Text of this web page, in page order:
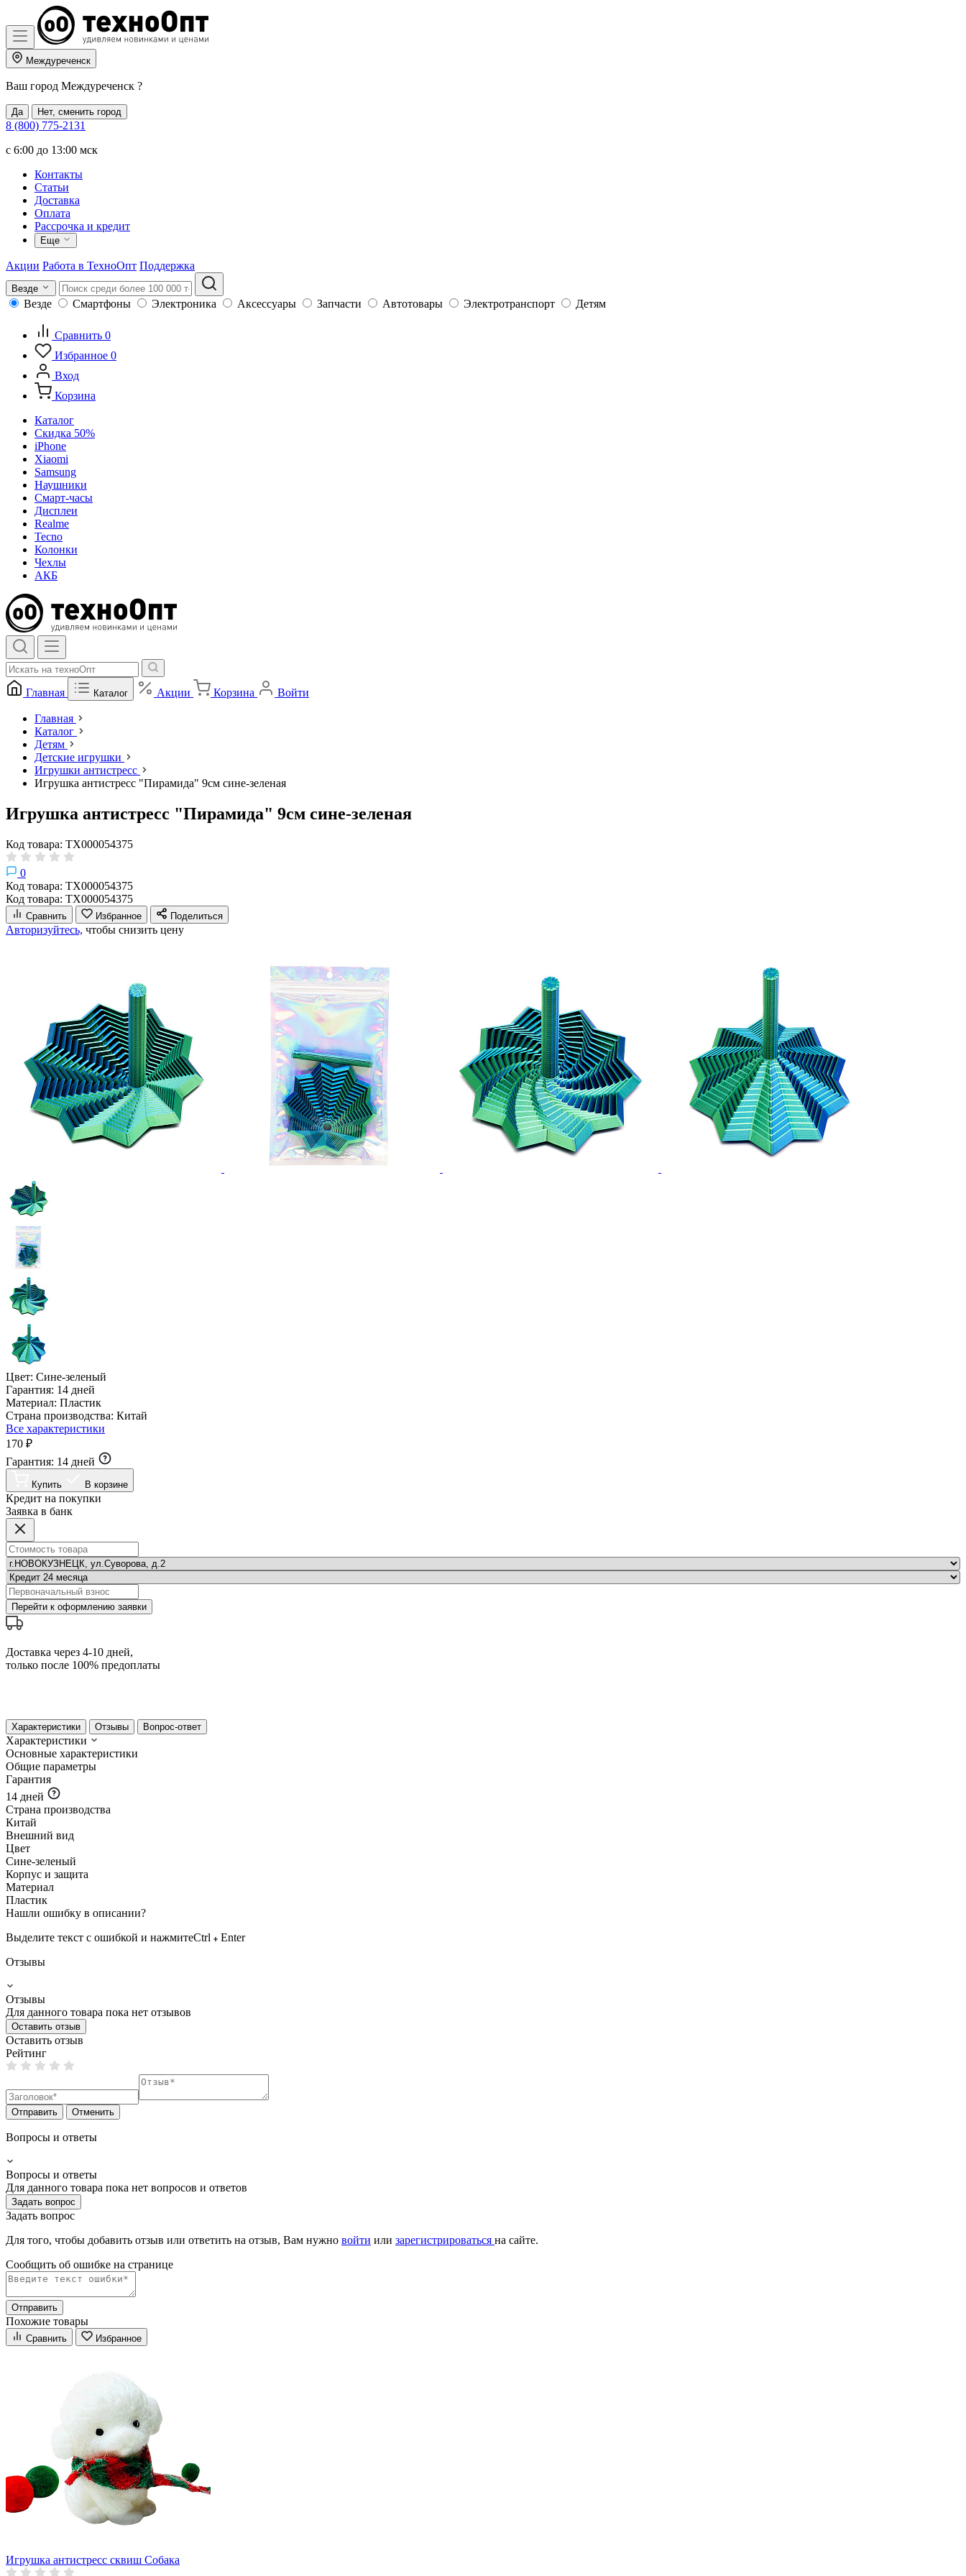
Междуреченск
Ваш город Междуреченск ?
Да Нет, сменить город
8 (800) 775-2131
c 6:00 до 13:00 мск
Контакты
Статьи
Доставка
Оплата
Рассрочка и кредит
Еще
Акции Работа в ТехноОпт Поддержка
Везде
Везде Смартфоны Электроника Аксессуары Запчасти Автотовары Электротранспорт Детям
Сравнить 0
Избранное 0
Вход
Корзина
Каталог
Скидка 50%
iPhone
Xiaomi
Samsung
Наушники
Смарт-часы
Дисплеи
Realme
Tecno
Колонки
Чехлы
АКБ
Главная Каталог Акции Корзина Войти
Главная
Каталог
Детям
Детские игрушки
Игрушки антистресс
Игрушка антистресс "Пирамида" 9см сине-зеленая
Игрушка антистресс "Пирамида" 9см сине-зеленая
Код товара: ТХ000054375
0
Код товара: ТХ000054375
Код товара: ТХ000054375
Сравнить Избранное Поделиться
Авторизуйтесь, чтобы снизить цену
Цвет: Сине-зеленый
Гарантия: 14 дней
Материал: Пластик
Страна производства: Китай
Все характеристики
170 ₽
Гарантия: 14 дней
Купить В корзине
Кредит на покупки
Заявка в банк
Перейти к оформлению заявки
Доставка через 4-10 дней,
только после 100% предоплаты
Характеристики Отзывы Вопрос-ответ
Характеристики
Основные характеристики
Общие параметры
Гарантия
14 дней
Страна производства
Китай
Внешний вид
Цвет
Сине-зеленый
Корпус и защита
Материал
Пластик
Нашли ошибку в описании?
Выделите текст с ошибкой и нажмитеCtrl
Enter
Отзывы
Отзывы
Для данного товара пока нет отзывов
Оставить отзыв
Оставить отзыв
Рейтинг
Отправить Отменить
Вопросы и ответы
Вопросы и ответы
Для данного товара пока нет вопросов и ответов
Задать вопрос
Задать вопрос
Для того, чтобы добавить отзыв или ответить на отзыв, Вам нужно войти или зарегистрироваться на сайте.
Сообщить об ошибке на страницe
Отправить
Похожие товары
Сравнить Избранное
Игрушка антистресс сквиш Собака